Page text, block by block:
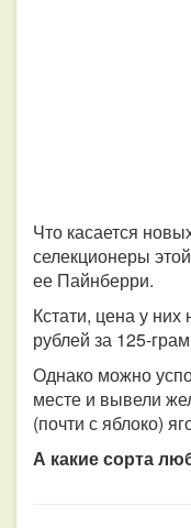
Что касается
селекционеры
ее Пайнберри.
Кстати, цена у
рублей за 125-
Однако можно
месте и вывели
(почти с яблоко)
А какие сорта